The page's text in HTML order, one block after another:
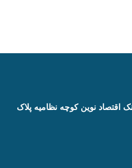
اقتصاد نوین کوچه نظامیه پلاک